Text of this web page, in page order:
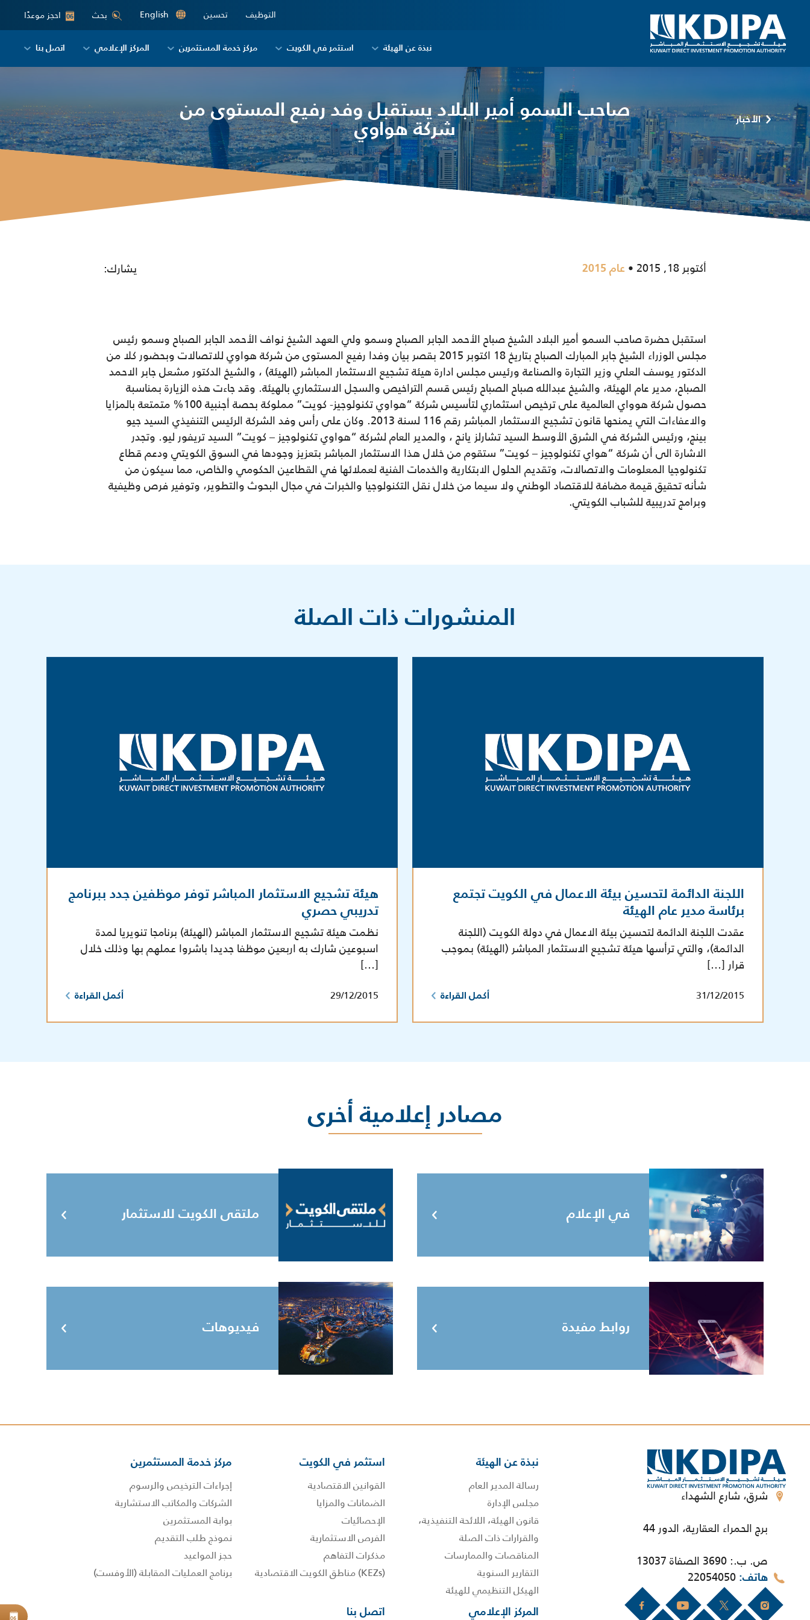
التوظيف تحسين English بحث 06 احجز موعدًا
نبذة عن الهيئة استثمر في الكويت مركز خدمة المستثمرين المركز الإعلامي اتصل بنا
صاحب السمو أمير البلاد يستقبل وفد رفيع المستوى من
شركة هواوي
الأخبار
أكتوبر 18, 2015 عام 2015 يشارك:
استقبل حضرة صاحب السمو أمير البلاد الشيخ صباح الأحمد الجابر الصباح وسمو ولي العهد الشيخ نواف الأحمد الجابر الصباح وسمو رئيس
مجلس الوزراء الشيخ جابر المبارك الصباح بتاريخ 18 اكتوبر 2015 بقصر بيان وفدا رفيع المستوى من شركة هواوي للاتصالات وبحضور كلا من
الدكتور يوسف العلي وزير التجارة والصناعة ورئيس مجلس ادارة هيئة تشجيع الاستثمار المباشر (الهيئة) ، والشيخ الدكتور مشعل جابر الاحمد
الصباح، مدير عام الهيئة، والشيخ عبدالله صباح الصباح رئيس قسم التراخيص والسجل الاستثماري بالهيئة. وقد جاءت هذه الزيارة بمناسبة
حصول شركة هوواي العالمية على ترخيص استثماري لتأسيس شركة “هواوي تكنولوجيز- كويت” مملوكة بحصة أجنبية 100% متمتعة بالمزايا
والاعفاءات التي يمنحها قانون تشجيع الاستثمار المباشر رقم 116 لسنة 2013. وكان على رأس وفد الشركة الرئيس التنفيذي السيد جيو
بينج، ورئيس الشركة في الشرق الأوسط السيد تشارلز يانج ، والمدير العام لشركة “هواوي تكنولوجيز – كويت” السيد تريفور ليو. وتجدر
الاشارة الى أن شركة “هواي تكنولوجيز – كويت” ستقوم من خلال هذا الاستثمار المباشر بتعزيز وجودها في السوق الكويتي ودعم قطاع
تكنولوجيا المعلومات والاتصالات، وتقديم الحلول الابتكارية والخدمات الفنية لعملائها في القطاعين الحكومي والخاص، مما سيكون من
شأنه تحقيق قيمة مضافة للاقتصاد الوطني ولا سيما من خلال نقل التكنولوجيا والخبرات في مجال البحوث والتطوير، وتوفير فرص وظيفية
وبرامج تدريبية للشباب الكويتي.
المنشورات ذات الصلة
اللجنة الدائمة لتحسين بيئة الاعمال في الكويت تجتمع
برئاسة مدير عام الهيئة
عقدت اللجنة الدائمة لتحسين بيئة الاعمال في دولة الكويت (اللجنة
الدائمة)، والتي ترأسها هيئة تشجيع الاستثمار المباشر (الهيئة) بموجب
قرار […]
31/12/2015 أكمل القراءة
هيئة تشجيع الاستثمار المباشر توفر موظفين جدد ببرنامج
تدريبي حصري
نظمت هيئة تشجيع الاستثمار المباشر (الهيئة) برنامجا تنويريا لمدة
اسبوعين شارك به اربعين موظفا جديدا باشروا عملهم بها وذلك خلال
[…]
29/12/2015 أكمل القراءة
مصادر إعلامية أخرى
في الإعلام ملتقى الكويت للاستثمار
روابط مفيدة فيديوهات
شرق، شارع الشهداء
برج الحمراء العقارية، الدور 44
ص. ب.: 3690 الصفاة 13037
هاتف
نبذة عن الهيئة
رسالة المدير العام
مجلس الإدارة
قانون الهيئة، اللائحة التنفيذية،
والقرارات ذات الصلة
المناقصات والممارسات
التقارير السنوية
الهيكل التنظيمي للهيئة
استثمر في الكويت
القوانين الاقتصادية
الضمانات والمزايا
الإحصائيات
الفرص الاستثمارية
مذكرات التفاهم
(KEZs) مناطق الكويت الاقتصادية
مركز خدمة المستثمرين
إجراءات الترخيص والرسوم
الشركات والمكاتب الاستشارية
بوابة المستثمرين
نموذج طلب التقديم
حجز المواعيد
برنامج العمليات المقابلة (الأوفست)
المركز الإعلامي اتصل بنا
06